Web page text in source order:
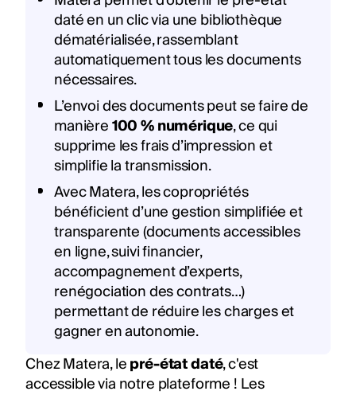
daté en un clic via une bibliothèque
dématérialisée, rassemblant
automatiquement tous les documents
nécessaires.
L’envoi des documents peut se faire de
manière100 % numérique, ce qui
supprime les frais d’impression et
simplifie la transmission.
Avec Matera, les copropriétés
bénéficient d’une gestion simplifiée et
transparente (documents accessibles
en ligne, suivi financier,
accompagnement d’experts,
renégociation des contrats…)
permettant de réduire les charges et
gagner en autonomie.
Chez Matera, lepré-état daté, c'est
accessible via notre plateforme ! Les